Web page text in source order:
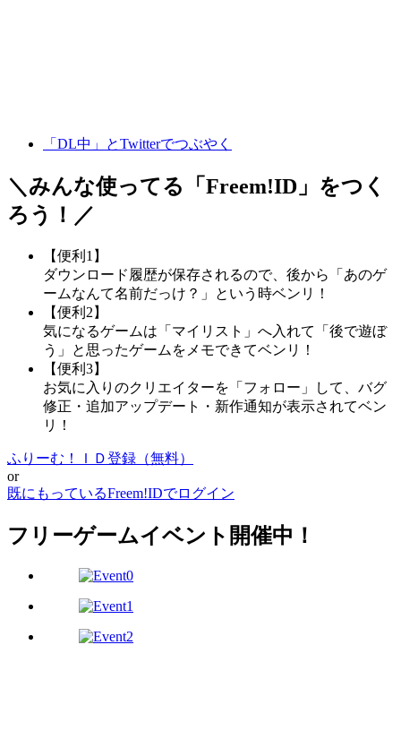
「DL中」とTwitterでつぶやく
＼みんな使ってる「 Freem!ID 」をつく
ろう！／
【便利1】
ダウンロード履歴が保存されるので、後から「あのゲ
ームなんて名前だっけ？」という時ベンリ！
【便利2】
気になるゲームは「マイリスト」へ入れて「後で遊ぼ
う」と思ったゲームをメモできてベンリ！
【便利3】
お気に入りのクリエイターを「フォロー」して、バグ
修正・追加アップデート・新作通知が表示されてベン
リ！
ふりーむ！ＩＤ登録（無料）
or
既にもっているFreem!IDでログイン
フリーゲームイベント開催中！